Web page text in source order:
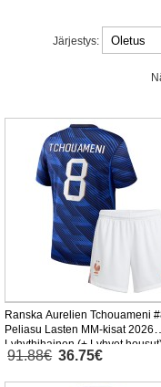
Järjestys:
Ranska Aurelien Tchouameni
Peliasu Lasten MM-kisat 2026
Lyhythihainen (+ Lyhyet
91.88€ 36.75€